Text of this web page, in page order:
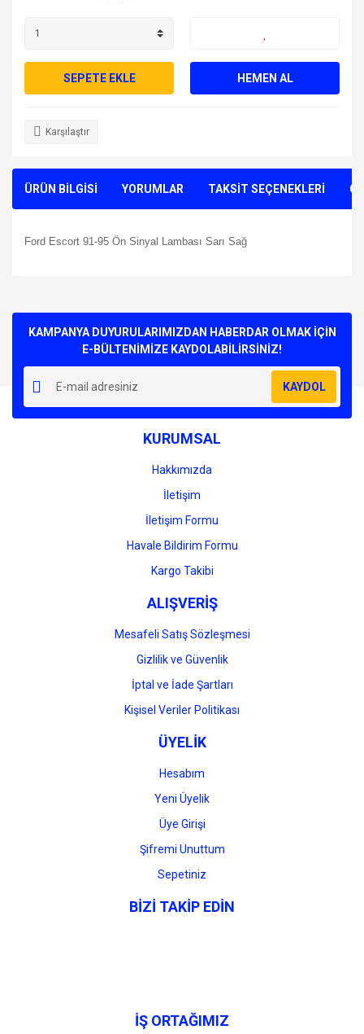
SEPETE EKLE HEMEN AL
Karşılaştır
ÜRÜN BİLGİSİ YORUMLAR TAKSİT SEÇENEKLERİ
Ford Escort 91-95 Ön Sinyal Lambası Sarı Sağ
Yorum Yaz
kullanarak tarafımıza iletebilirsiniz.
Görüş ve önerileriniz için teşekkür ederiz.
Ürün resmi kalitesiz, bozuk veya görüntülenemiyor.
Ürün açıklamasında eksik bilgiler bulunuyor.
Ürün bilgilerinde hatalar bulunuyor.
Ürün fiyatı diğer sitelerden daha pahalı.
Gönder
KAMPANYA DUYURULARIMIZDAN HABERDAR OLMAK İÇİN
E-BÜLTENİMİZE KAYDOLABİLİRSİNİZ!
KAYDOL
KURUMSAL
Hakkımızda
İletişim
İletişim Formu
Havale Bildirim Formu
Kargo Takibi
ALIŞVERİŞ
Mesafeli Satış Sözleşmesi
Gizlilik ve Güvenlik
İptal ve İade Şartları
Kişisel Veriler Politikası
ÜYELİK
Hesabım
Yeni Üyelik
Üye Girişi
Şifremi Unuttum
Sepetiniz
BİZİ TAKİP EDİN
İŞ ORTAĞIMIZ